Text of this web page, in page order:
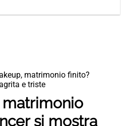
matrimonio finito?
e triste
si mostra